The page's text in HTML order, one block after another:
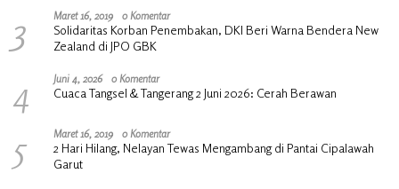
3 Maret 16, 2019 0 Komentar
Solidaritas Korban Penembakan, DKI Beri Warna Bendera New
Zealand di JPO GBK
4 Juni 4, 2026 0 Komentar
Cuaca Tangsel & Tangerang 2 Juni 2026: Cerah Berawan
5 Maret 16, 2019 0 Komentar
2 Hari Hilang, Nelayan Tewas Mengambang di Pantai Cipalawah
Garut